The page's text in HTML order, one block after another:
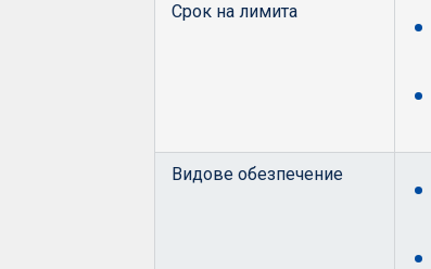
Срок на лимита
Видове обезпечение